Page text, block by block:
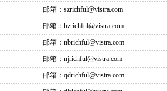
邮箱：szrichful@vistra.com
邮箱：hzrichful@vistra.com
邮箱：nbrichful@vistra.com
邮箱：njrichful@vistra.com
邮箱：qdrichful@vistra.com